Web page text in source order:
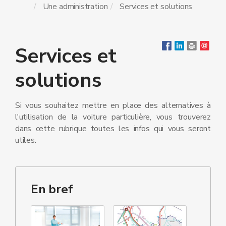
Une administration Services et solutions
Services et
solutions
Si vous souhaitez mettre en place des alternatives à
l'utilisation de la voiture particulière, vous trouverez
dans cette rubrique toutes les infos qui vous seront
utiles.
En bref